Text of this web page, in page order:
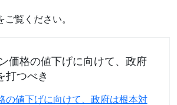
覧ください。
価格の値下げに向けて、政府
打つべき
の値下げに向けて、政府は根本対